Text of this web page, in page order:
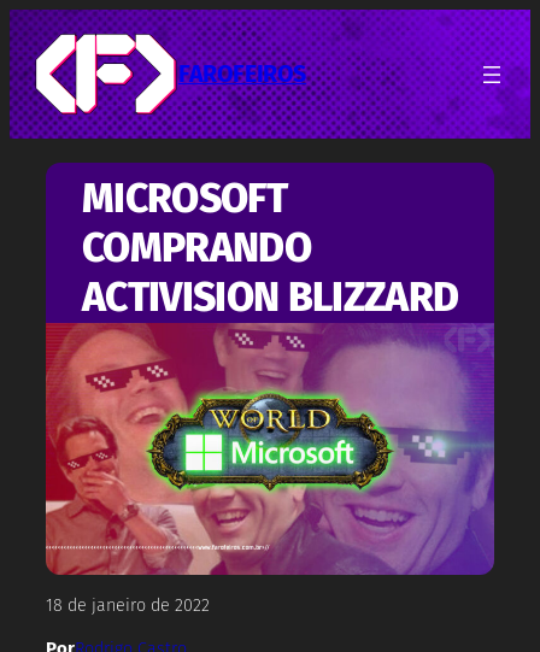
Pular
para
o
conteúdo
FAROFEIROS
MICROSOFT
COMPRANDO
ACTIVISION BLIZZARD
18 de janeiro de 2022